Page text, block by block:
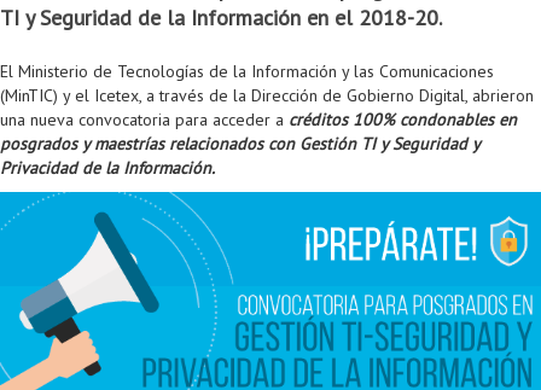
TI y Seguridad de la Información en el 2018-20.
El Ministerio de Tecnologías de la Información y las Comunicaciones
(MinTIC) y el Icetex, a través de la Dirección de Gobierno Digital, abrieron
una nueva convocatoria para acceder a créditos 100% condonables en
posgrados y maestrías relacionados con Gestión TI y Seguridad y
Privacidad de la Información.
Convocatoria ISIS
Convocatoria IA
Oportunidades
Información general
Opciones académicas
TI en las Organizaciones
Computación Visual
Matemática computacional
Profesores
Acreditaciones
Internacionalización
Cursos electivos
Electivas reguladas
Electivas profesionales
Electivas profesionales en otros departamentos
Oferta de cursos periodo intersemestral
Procesos administrativos
Consejería
Doble programa
Doble titulación
Examen Saber Pro
Movilidad Estudiantil (Intercambio)
Reingreso
Reintegro
Retiro Voluntario
Aplazamiento
Trasnferencia Interna
Intercambio Is-Link
Grado
Reglamento General de Estudiantes de Maestría RGEMa
Bienestar institucional
Oferta de cursos
Convocatorias
Maestría en Gerencia de Tecnologías de Información (MAIT)
Maestría en Arquitectura de Tecnologías de Información
(MATI)
Maestría en Biología Computacional (MBC)
Maestría en Tecnologías de Información para el Negocio
(MBIT)
Maestría en Seguridad de la Información (MESI)
Maestría en Ingeniería de Información (MINE)
Instructores
Asistentes Postdoctorales
Profesores Adjuntos
Coordinadores generales
Coordinadores de programa
Gestores
Personal de apoyo
Personal de laboratorios
Ofertas Laborales
Emprendedores e Innovadores
TICSw
Colaboratorio de Interacción, Visualización, Robótica y Sistemas
Autónomos
Laboratorio de Arquitecturas Empresariales
Laboratorio de Conectividad y Redes
Laboratorio de Computación Móvil
Laboratorio de Informática Forense
Laboratorio de Ingeniería de Información - Códice
Laboratorios de Propósito General